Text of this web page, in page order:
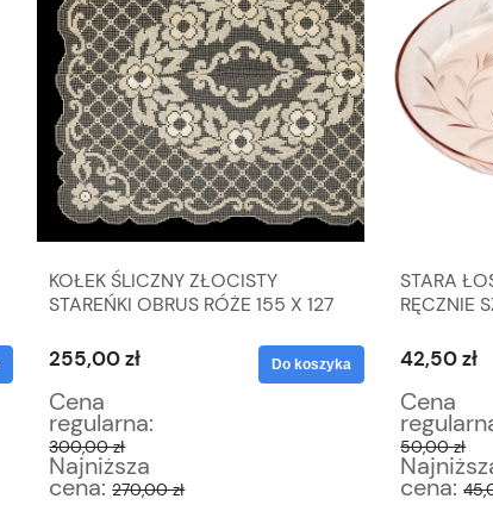
KOŁEK ŚLICZNY ZŁOCISTY
STAREŃKI OBRUS RÓŻE 155 X 127
255,00 zł
Cena
regularna:
300,00 zł
Najniższa
cena: 270,00 zł
Do koszyka
STARA
RĘCZNIE
42,50 zł
Cena
50,00 zł
cena: